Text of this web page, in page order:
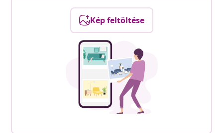
Kép feltöltése